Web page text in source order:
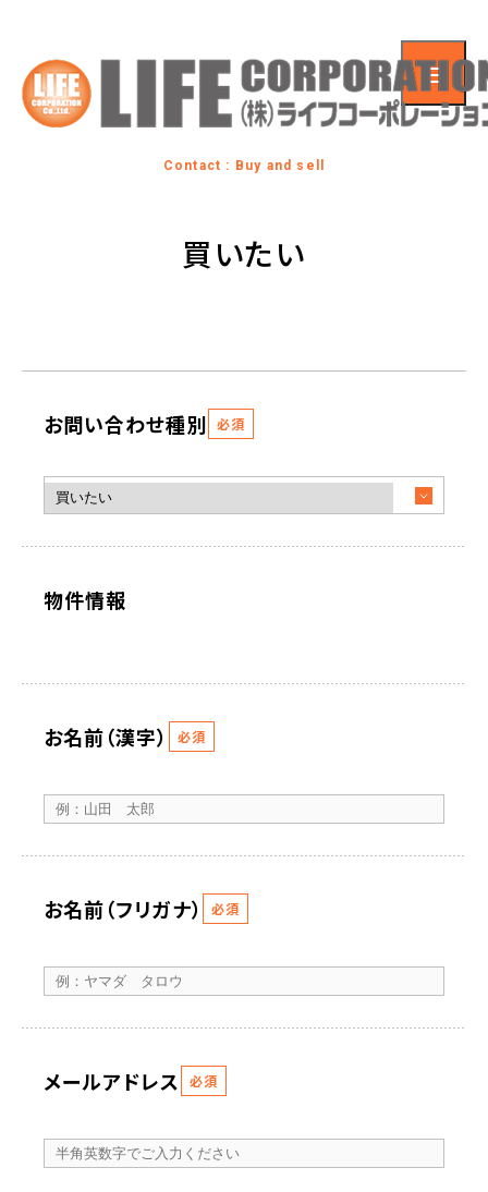
Contact : Buy and sell
買いたい
お問い合わせ種別 必須
物件情報
お名前（漢字） 必須
お名前（フリガナ） 必須
メールアドレス 必須